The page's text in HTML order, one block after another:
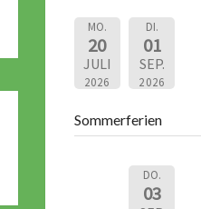
MO.
20
JULI
2026
DI.
01
SEP.
2026
Sommerferien
DO.
03